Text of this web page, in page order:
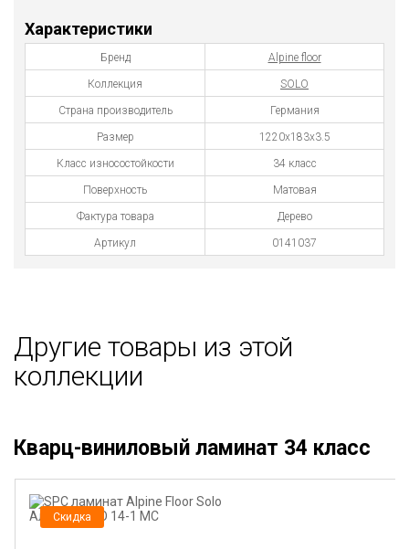
Характеристики
Бренд Alpine floor
Коллекция SOLO
Страна производитель Германия
Размер 1220х183х3.5
Класс износостойкости 34 класс
Поверхность Матовая
Фактура товара Дерево
Артикул 0141037
Другие товары из этой
коллекции
Кварц-виниловый ламинат 34 класс
Скидка